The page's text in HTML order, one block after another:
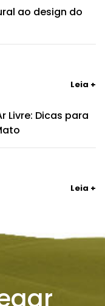
ao design do
Leia +
Livre: Dicas para
Leia +